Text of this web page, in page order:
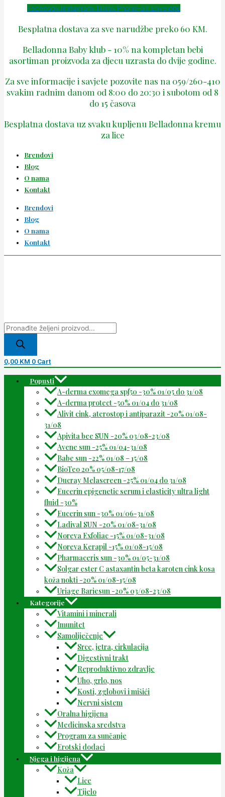
Facebook Instagram Tiktok Phone-alt Envelope
Besplatna dostava za sve narudžbe preko 60 KM.
Belladonna Baby klub - 10% na kompletan bebi
asortiman proizvoda za djecu uzrasta do dvije godine.
Za sve informacije i savjete pozovite nas na 059/260-410
svakim radnim danom od 8:00 do 20:30 i subotom od 8
do 15 časova
Besplatna dostava uz svaku kupljenu Belladonna kremu
za lice
Brendovi
Blog
O nama
Kontakt
Brendovi
Blog
O nama
Kontakt
0,00 KM 0 Cart
Popusti
A-derma exomega spf50 -30% 01/05 do 31/08
A-derma protect -50% 01/04 do 31/08
Alivit cink, aterostop i antiparazit -20% 01/08-
31/08
Apivita bee SUN -20% 03/08-23/08
Avene sun -25% 01/04-31/08
Babe sun -22% 01/08 – 15/08
BioTeo 20% 05/08-17/08
Ducray Melascreen -25% 01/04 do 31/08
Eucerin epigenetic serum i elasticity ultra light
fluid -30%
Eucerin sun -30% 01/06-31/08
Ladival SUN -20% 01/08-31/08
Noreva Exfoliac -15% 01/08-31/08
Noreva Kerapil -15% 01/08-15/08
Pharmaceris sun -30% 01/05-31/08
Solgar ester C astaxantin beta karoten cink kosa
koža nokti -20% 01/08-15/08
Uriage Bariesun -20% 03/08-23/08
Kategorije
Vitamini i minerali
Imunitet
Samoliječenje
Srce, jetra, cirkulacija
Digestivni trakt
Reproduktivno zdravlje
Uho, grlo, nos
Kosti, zglobovi i mišići
Nervni sistem
Oralna higijena
Medicinska sredstva
Program za sunčanje
Erotski dodaci
Njega i higijena
Koža
Lice
Tijelo